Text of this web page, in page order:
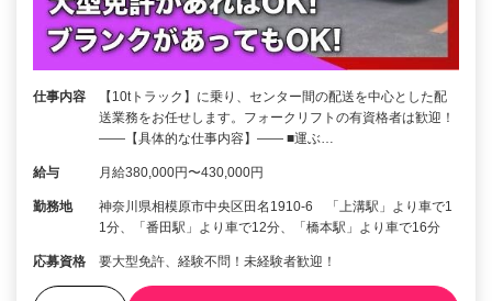
仕事内容
【10tトラック】に乗り、センター間の配送を中心とした配
送業務をお任せします。フォークリフトの有資格者は歓迎！
――【具体的な仕事内容】―― ■運ぶ…
給与 月給380,000円〜430,000円
勤務地
神奈川県相模原市中央区田名1910-6 「上溝駅」より車で1
1分、「番田駅」より車で12分、「橋本駅」より車で16分
応募資格 要大型免許、経験不問！未経験者歓迎！